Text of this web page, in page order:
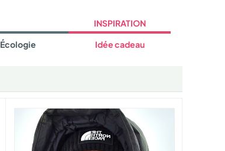
Écologie
INSPIRATION
Idée cadeau